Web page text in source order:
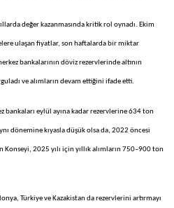
değer kazanmasında kritik rol oynadı. Ekim
ulaşan fiyatlar, son haftalarda bir miktar
bankalarının döviz rezervlerinde altının
ve alımların devam ettiğini ifade etti.
bankaları eyl ül ayına kadar rezervlerine 634 ton
dönemine kıyasla düşük olsa da, 2022 öncesi
ın Konseyi, 2025 yılı için yıllık alımların 750–900 ton
Türkiye ve Kazakistan da rezervlerini artırmayı